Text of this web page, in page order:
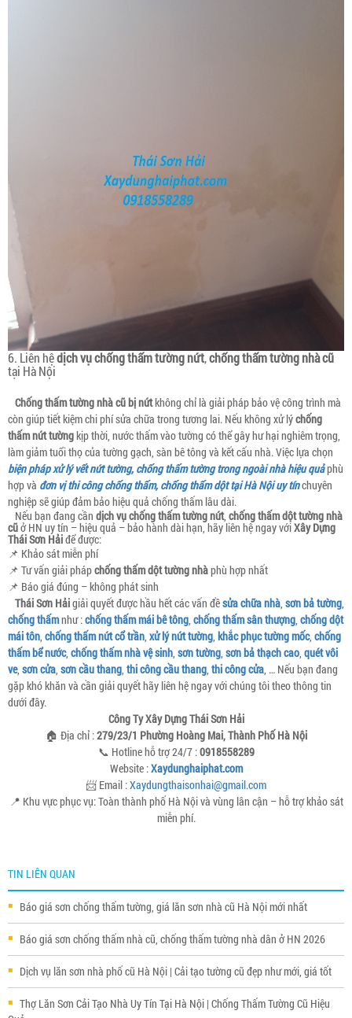
6. Liên hệdịch vụ chống thấm tường nứt,chống thấm tường nhà cũ
tại Hà Nội
Chống thấm tường nhà cũ bị nứtkhông chỉ là giải pháp bảo vệ công trình mà
còn giúp tiết kiệm chi phí sửa chữa trong tương lai. Nếu không xử lýchống
thấm nứt tườngkịp thời, nước thấm vào tường có thể gây hư hại nghiêm trọng,
làm giảm tuổi thọ của tường gạch, sàn bê tông và kết cấu nhà. Việc lựa chọn
biện pháp xử lý vết nứt tường, chống thấm tường trong ngoài nhà hiệu quảphù
hợp và đơn vị thi công chống thấm, chống thấm dột tại Hà Nội uy tínchuyên
nghiệp sẽ giúp đảm bảo hiệu quả chống thấm lâu dài.
Nếu bạn đang cần dịch vụ chống thấm tường nứt, chống thấm dột tường nhà
cũở HN uy tín – hiệu quả – bảo hành dài hạn, hãy liên hệ ngay vớiXây Dựng
Thái Sơn Hảiđể được:
📌 Khảo sát miễn phí
📌 Tư vấn giải phápchống thấm dột tường nhàphù hợp nhất
📌 Báo giá đúng – không phát sinh
Thái Sơn Hảigiải quyết được hầu hết các vấn đềsửa chữa nhà, sơn bả tường,
chống thấmnhư :chống thấm mái bê tông, chống thấm sân thượng, chống dột
mái tôn, chống thấm nứt cổ trần, xử lý nứt tường, khắc phục tường mốc, chống
thấm bể nước, chống thấm nhà vệ sinh, sơn tường, sơn bả thạch cao, quét vôi
ve, sơn cửa, sơn cầu thang, thi công cầu thang, thi công cửa, … Nếu bạn đang
gặp khó khăn và cần giải quyết hãy liên hệ ngay với chúng tôi theo thông tin
dưới đây.
Công Ty Xây Dựng Thái Sơn Hải
🏠 Địa chỉ :279/23/1 Phường Hoàng Mai, Thành Phố Hà Nội
📞 Hotline hỗ trợ 24/7 :0918558289
Website :Xaydunghaiphat.com
📨 Email :Xaydungthaisonhai@gmail.com
📍 Khu vực phục vụ: Toàn thành phố Hà Nội và vùng lân cận – hỗ trợ khảo sát
miễn phí.
TIN LIÊN QUAN
Báo giá sơn chống thấm tường, giá lăn sơn nhà cũ Hà Nội mới nhất
Báo giá sơn chống thấm nhà cũ, chống thấm tường nhà dân ở HN 2026
Dịch vụ lăn sơn nhà phố cũ Hà Nội | Cải tạo tường cũ đẹp như mới, giá tốt
Thợ Lăn Sơn Cải Tạo Nhà Uy Tín Tại Hà Nội | Chống Thấm Tường Cũ Hiệu